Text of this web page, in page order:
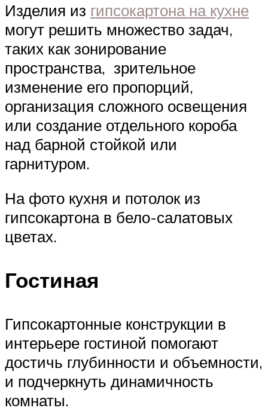
Изделия из гипсокартона на кухне
могут решить множество задач,
таких как зонирование
пространства, зрительное
изменение его пропорций,
организация сложного освещения
или создание отдельного короба
над барной стойкой или
гарнитуром.
На фото кухня и потолок из
гипсокартона в бело-салатовых
цветах.
Гостиная
Гипсокартонные конструкции в
интерьере гостиной помогают
достичь глубинности и объемности,
и подчеркнуть динамичность
комнаты.